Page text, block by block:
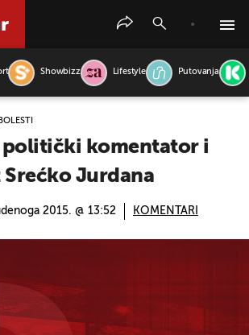
Showbizz Lifestyle Putovanja
politički komentator i
Jurdana
2015. @ 13:52 KOMENTARI